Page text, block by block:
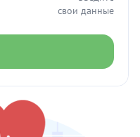
свои данные